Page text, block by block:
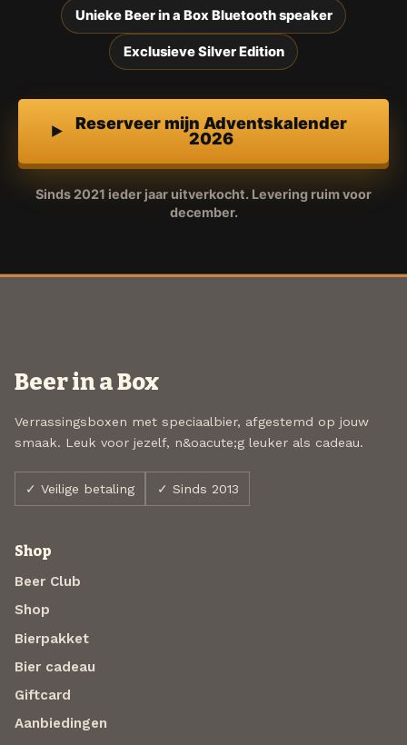
Unieke Beer in a Box Bluetooth speaker
Exclusieve Silver Edition
Reserveer mijn Adventskalender
2026
Sinds 2021 ieder jaar uitverkocht. Levering ruim voor
december.
Beer in a Box
Verrassingsboxen met speciaalbier, afgestemd op jouw
smaak. Leuk voor jezelf, n&oacute;g leuker als cadeau.
✓ Veilige betaling ✓ Sinds 2013
Shop
Beer Club
Shop
Bierpakket
Bier cadeau
Giftcard
Aanbiedingen